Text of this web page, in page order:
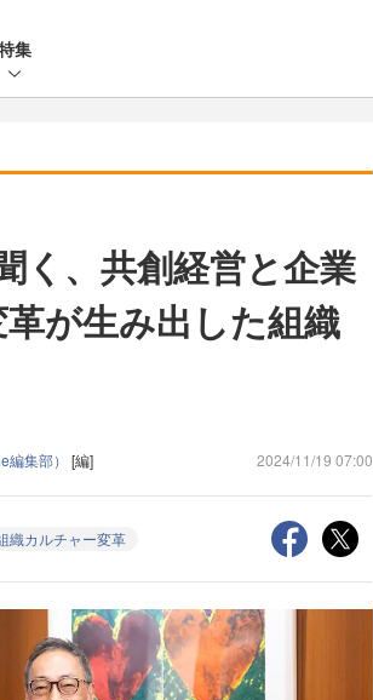
集
く、共創経営と企業
が生み出した組織
編集部） [編] 2024/11/19 07:00
織カルチャー変革